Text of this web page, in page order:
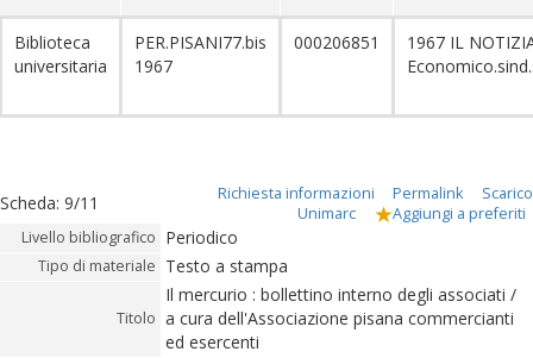
Biblioteca
universitaria
PER.PISANI77.bis
1967
000206851
1967 IL
Scheda: 9/11 Richiesta informazioni Permalink
Scarico
Unimarc
Aggiungi a preferiti
Livello bibliografico Periodico
Tipo di materiale Testo a stampa
Titolo
Il mercurio : bollettino interno degli associati /
a cura dell'Associazione pisana commercianti
ed esercenti